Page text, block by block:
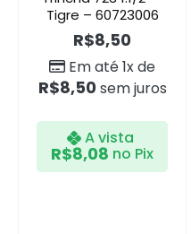
Tigre – 60723006
R$8,50
Em até 1x de
R$8,50 sem juros
A vista
R$8,08 no Pix